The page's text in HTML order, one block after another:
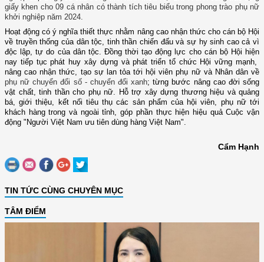
giấy khen cho 09 cá nhân có thành tích tiêu biểu trong phong trào phụ nữ
khởi nghiệp năm 2024.​
Hoạt động có ý nghĩa thiết thực nhằm nâng cao nhận thức cho cán bộ Hội
về truyền thống của dân tộc, tinh thần chiến đấu và sự hy sinh cao cả vì
độc lập, tự do của dân tộc. Đồng thời tạo động lực cho cán bộ Hội hiện
nay tiếp tục phát huy xây dựng và phát triển tổ chức Hội vững mạnh,
nâng cao nhận thức, tạo sự lan tỏa tới hội viên phụ nữ và Nhân dân về
phụ nữ chuyển đổi số - chuyển đổi xanh; từng bước nâng cao đời sống
vật chất, tinh thần cho phụ nữ. Hỗ trợ xây dựng thương hiệu và quảng
bá, giới thiệu, kết nối tiêu thụ các sản phẩm của hội viên, phụ nữ tới
khách hàng trong và ngoài tỉnh, góp phần thực hiện hiệu quả Cuộc vận
động "Người Việt Nam ưu tiên dùng hàng Việt Nam".
Cẩm Hạnh
TIN TỨC CÙNG CHUYÊN MỤC
TÂM ĐIỂM